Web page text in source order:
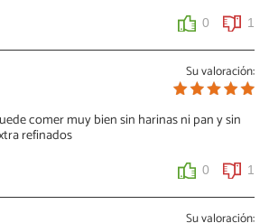
0 1
Su valoración:
comer muy bien sin harinas ni pan y sin
refinados
0 1
Su valoración: